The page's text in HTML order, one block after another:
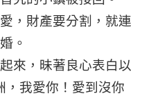
，財產要分割，就連
。
來，昧著良心表白以
，我愛你！愛到沒你